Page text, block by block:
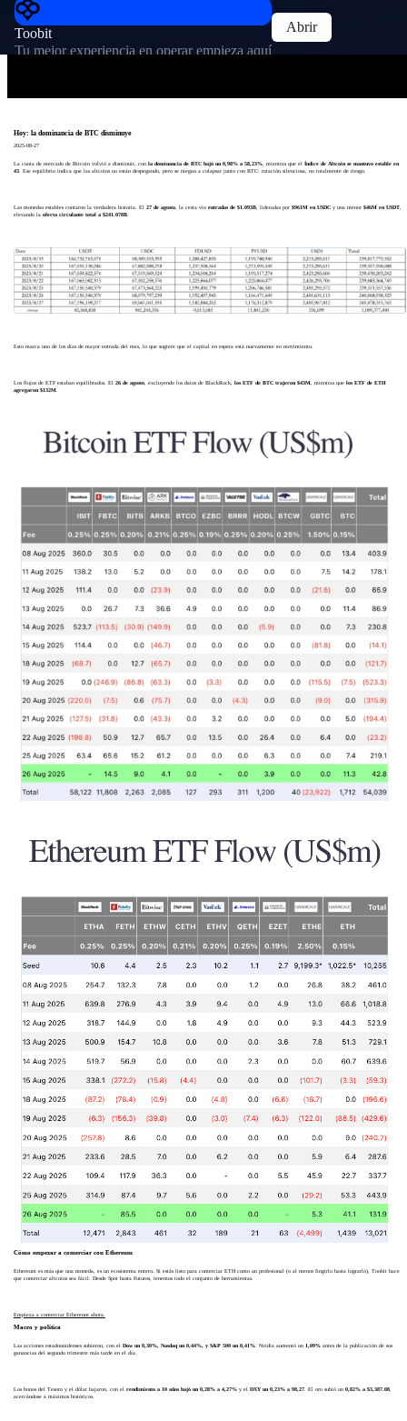
Toobit
Tu mejor experiencia en operar empieza aquí
Abrir
Hoy: la dominancia de BTC disminuye
2025-08-27
La cuota de mercado de Bitcoin volvió a disminuir, con la dominancia de BTC bajó un 0,98% a 58,23%, mientras que el Índice de Altcoin se mantuvo estable en
43. Ese equilibrio indica que las altcoins no están despegando, pero se niegan a colapsar junto con BTC: rotación silenciosa, no totalmente de riesgo.
Las monedas estables contaron la verdadera historia. El 27 de agosto, la cesta vio entradas de $1.093B, lideradas por $961M en USDCy una menor $46M en USDT,
elevando la oferta circulante total a $241.078B.
Esto marca uno de los días de mayor entrada del mes, lo que sugiere que el capital en espera está nuevamente en movimiento.
Los flujos de ETF estaban equilibrados. El 26 de agosto, excluyendo los datos de BlackRock, los ETF de BTC trajeron $43M, mientras que los ETF de ETH
agregaron $132M.
Cómo empezar a comerciar con Ethereum
Ethereum es más que una moneda, es un ecosistema entero. Si estás listo para comerciar ETH como un profesional (o al menos fingirlo hasta lograrlo), Toobit hace
que comerciar altcoins sea fácil. Desde Spot hasta Futuros, tenemos todo el conjunto de herramientas.
Empieza a comerciar Ethereum ahora.
Macro y política
Las acciones estadounidenses subieron, con el Dow un 0,30%, Nasdaq un 0,44%, y S&P 500 un 0,41%. Nvidia aumentó un 1,09%antes de la publicación de sus
ganancias del segundo trimestre más tarde en el día.
Los bonos del Tesoro y el dólar bajaron, con el rendimiento a 10 años bajó un 0,28% a 4,27%y el DXY un 0,23% a 98,27. El oro subió un 0,82% a $3,387.08,
acercándose a máximos históricos.